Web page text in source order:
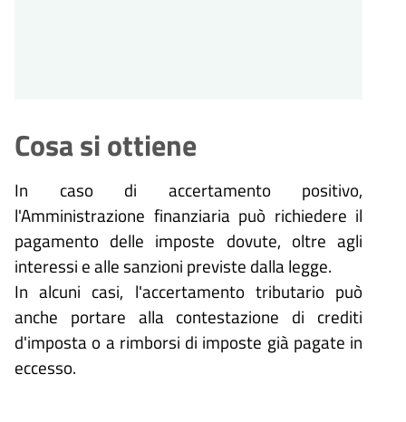
Cosa si ottiene
In caso di accertamento positivo,
l'Amministrazione finanziaria può richiedere il
pagamento delle imposte dovute, oltre agli
interessi e alle sanzioni previste dalla legge.
In alcuni casi, l'accertamento tributario può
anche portare alla contestazione di crediti
d'imposta o a rimborsi di imposte già pagate in
eccesso.